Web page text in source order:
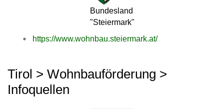
Bundesland
"Steiermark"
https://www.wohnbau.steiermark.at/
Tirol > Wohnbauförderung >
Infoquellen